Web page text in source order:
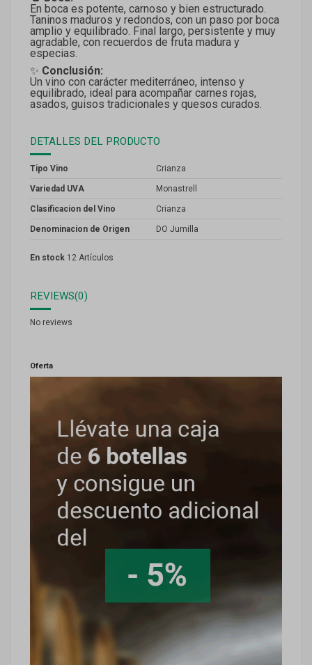
En boca es potente, carnoso y bien estructurado.
Taninos maduros y redondos, con un paso por boca
amplio y equilibrado. Final largo, persistente y muy
agradable, con recuerdos de fruta madura y
especias.
✨ Conclusión:
Un vino con carácter mediterráneo, intenso y
equilibrado, ideal para acompañar carnes rojas,
asados, guisos tradicionales y quesos curados.
DETALLES DEL PRODUCTO
Tipo Vino Crianza
Variedad UVA Monastrell
Clasificacion del Vino Crianza
Denominacion de Origen DO Jumilla
En stock 12 Artículos
REVIEWS(0)
No reviews
Oferta